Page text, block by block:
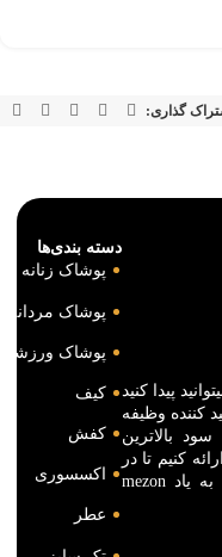
گذاری:
پیدا کنید
کننده وظیفه
بالاترین
کنیم تا در
همه حالت برای خرید های خود به یاد mezon
دسته بندی‌ها
پوشاک زنانه
پوشاک مردانه
پوشاک ورزشی
کیف
کفش
اکسسوری
عطر